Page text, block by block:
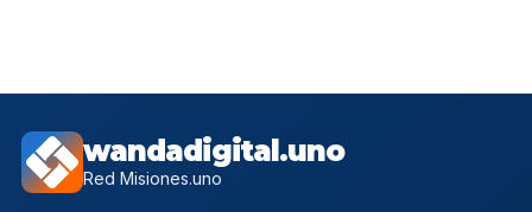
wandadigital.uno
Red Misiones.uno